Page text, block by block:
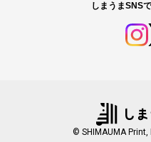
しまうまSNS
© SHIMAUMA